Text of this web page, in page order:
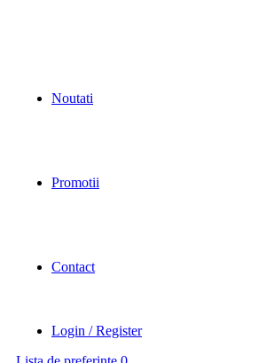
Noutati
Promotii
Contact
Login / Register